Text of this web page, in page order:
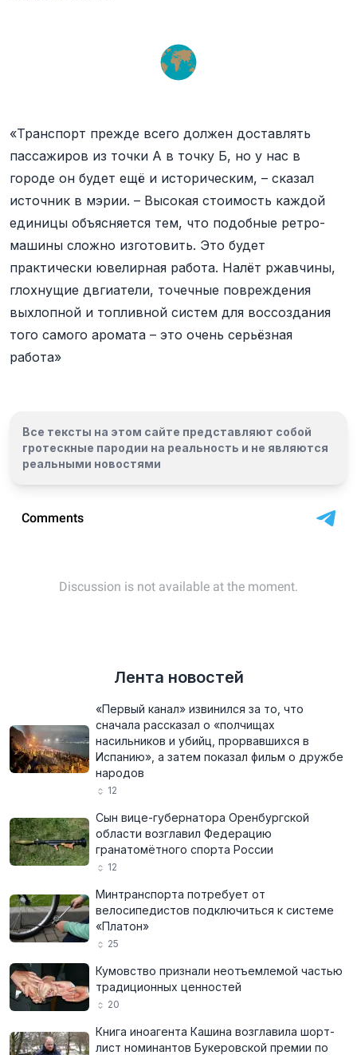
«Транспорт прежде всего должен доставлять
пассажиров из точки А в точку Б, но у нас в
городе он будет ещё и историческим, – сказал
источник в мэрии. – Высокая стоимость каждой
единицы объясняется тем, что подобные ретро-
машины сложно изготовить. Это будет
практически ювелирная работа. Налёт ржавчины,
глохнущие двгиатели, точечные повреждения
выхлопной и топливной систем для воссоздания
того самого аромата – это очень серьёзная
работа»
Все тексты на этом сайте представляют собой
гротескные пародии на реальность и не являются
реальными новостями
Лента новостей
«Первый канал» извинился за то, что
сначала рассказал о «полчищах
насильников и убийц, прорвавшихся в
Испанию», а затем показал фильм о дружбе
народов
12
Сын вице-губернатора Оренбургской
области возглавил Федерацию
гранатомётного спорта России
12
Минтранспорта потребует от
велосипедистов подключиться к системе
«Платон»
25
Кумовство признали неотъемлемой частью
традиционных ценностей
20
Книга иноагента Кашина возглавила шорт-
лист номинантов Букеровской премии по